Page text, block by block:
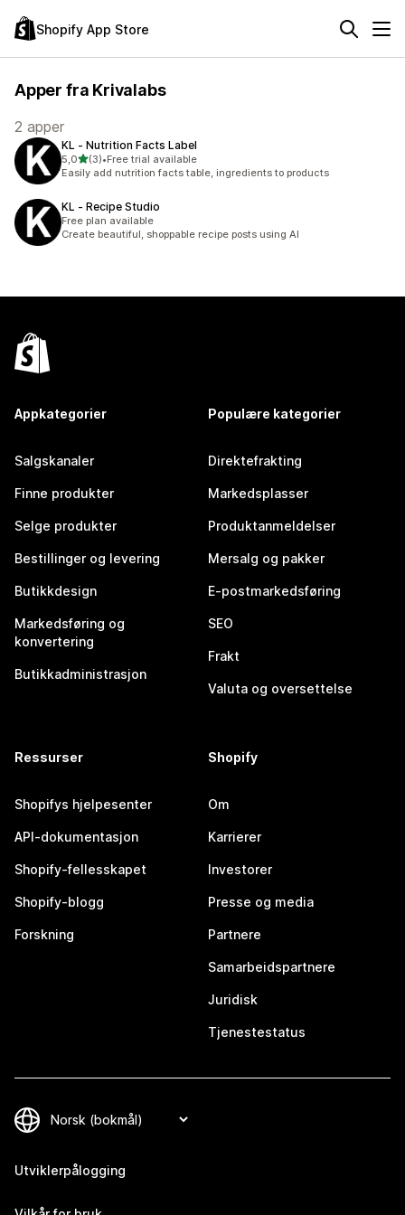
Shopify App Store
Apper fra Krivalabs
2 apper
KL ‑ Nutrition Facts Label
5,0av 5 stjerner
(3)
Totalt 3 omtaler
•Free trial available
Easily add nutrition facts table, ingredients to products
KL ‑ Recipe Studio
Free plan available
Create beautiful, shoppable recipe posts using AI
Appkategorier
Salgskanaler
Finne produkter
Selge produkter
Bestillinger og levering
Butikkdesign
Markedsføring og
konvertering
Butikkadministrasjon
Populære kategorier
Direktefrakting
Markedsplasser
Produktanmeldelser
Mersalg og pakker
E-postmarkedsføring
SEO
Frakt
Valuta og oversettelse
Ressurser
Shopifys hjelpesenter
API-dokumentasjon
Shopify-fellesskapet
Shopify-blogg
Forskning
Shopify
Om
Karrierer
Investorer
Presse og media
Partnere
Samarbeidspartnere
Juridisk
Tjenestestatus
Utviklerpålogging